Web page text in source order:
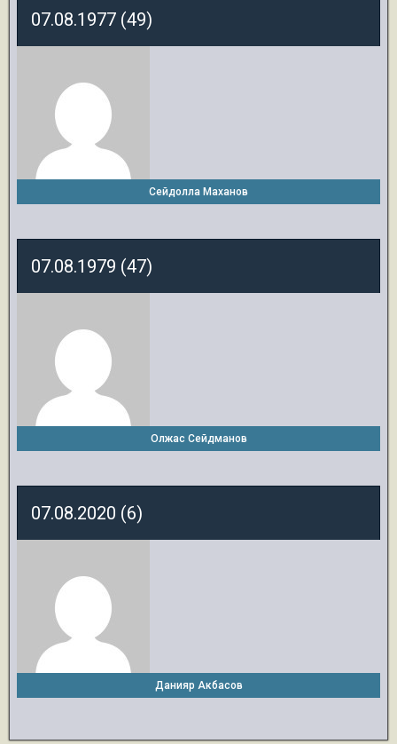
07.08.1977 (49)
Сейдолла Маханов
07.08.1979 (47)
Олжас Сейдманов
07.08.2020 (6)
Данияр Акбасов